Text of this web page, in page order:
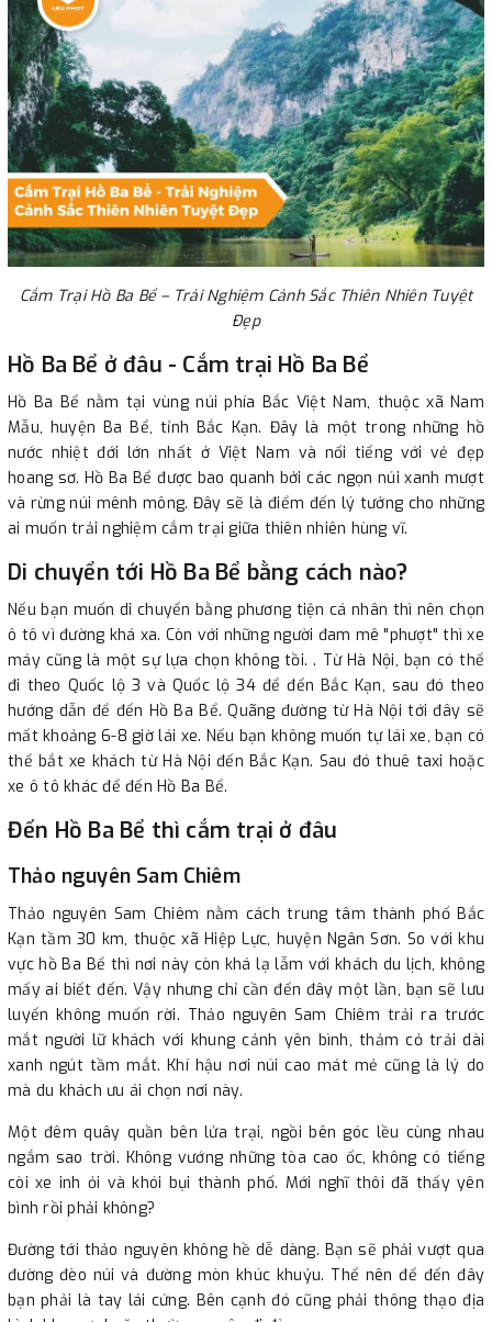
Cắm Trại Hồ Ba Bể – Trải Nghiệm Cảnh Sắc Thiên Nhiên Tuyệt
Đẹp
Hồ Ba Bể ở đâu - Cắm trại Hồ Ba Bể
Hồ Ba Bể nằm tại vùng núi phía Bắc Việt Nam, thuộc xã Nam
Mẫu, huyện Ba Bể, tỉnh Bắc Kạn. Đây là một trong những hồ
nước nhiệt đới lớn nhất ở Việt Nam và nổi tiếng với vẻ đẹp
hoang sơ. Hồ Ba Bể được bao quanh bởi các ngọn núi xanh mượt
và rừng núi mênh mông. Đây sẽ là điểm đến lý tưởng cho những
ai muốn trải nghiệm cắm trại giữa thiên nhiên hùng vĩ.
Di chuyển tới Hồ Ba Bể bằng cách nào?
Nếu bạn muốn di chuyển bằng phương tiện cá nhân thì nên chọn
ô tô vì đường khá xa. Còn với những người đam mê "phượt" thì xe
máy cũng là một sự lựa chọn không tồi. . Từ Hà Nội, bạn có thể
đi theo Quốc lộ 3 và Quốc lộ 34 để đến Bắc Kạn, sau đó theo
hướng dẫn để đến Hồ Ba Bể. Quãng đường từ Hà Nội tới đây sẽ
mất khoảng 6-8 giờ lái xe. Nếu bạn không muốn tự lái xe, bạn có
thể bắt xe khách từ Hà Nội đến Bắc Kạn. Sau đó thuê taxi hoặc
xe ô tô khác để đến Hồ Ba Bể.
Đến Hồ Ba Bể thì cắm trại ở đâu
Thảo nguyên Sam Chiêm
Thảo nguyên Sam Chiêm nằm cách trung tâm thành phố Bắc
Kạn tầm 30 km, thuộc xã Hiệp Lực, huyện Ngân Sơn. So với khu
vực hồ Ba Bể thì nơi này còn khá lạ lẫm với khách du lịch, không
mấy ai biết đến. Vậy nhưng chỉ cần đến đây một lần, bạn sẽ lưu
luyến không muốn rời. Thảo nguyên Sam Chiêm trải ra trước
mắt người lữ khách với khung cảnh yên bình, thảm cỏ trải dài
xanh ngút tầm mắt. Khí hậu nơi núi cao mát mẻ cũng là lý do
mà du khách ưu ái chọn nơi này.
Một đêm quây quần bên lửa trại, ngồi bên góc lều cùng nhau
ngắm sao trời. Không vướng những tòa cao ốc, không có tiếng
còi xe inh ỏi và khói bụi thành phố. Mới nghĩ thôi đã thấy yên
bình rồi phải không?
Đường tới thảo nguyên không hề dễ dàng. Bạn sẽ phải vượt qua
đường đèo núi và đường mòn khúc khuỷu. Thế nên để đến đây
bạn phải là tay lái cứng. Bên cạnh đó cũng phải thông thạo địa